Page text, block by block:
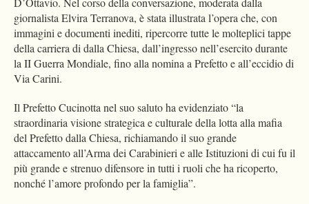
giornalista Elvira Terranova, è stata illustrata l’opera che, con
immagini e documenti inediti, ripercorre tutte le molteplici tappe
della carriera di dalla Chiesa, dall’ingresso nell’esercito durante
la II Guerra Mondiale, fino alla nomina a Prefetto e all’eccidio di
Via Carini.
Il Prefetto Cucinotta nel suo saluto ha evidenziato “la
straordinaria visione strategica e culturale della lotta alla mafia
del Prefetto dalla Chiesa, richiamando il suo grande
attaccamento all’Arma dei Carabinieri e alle Istituzioni di cui fu il
più grande e strenuo difensore in tutti i ruoli che ha ricoperto,
nonché l’amore profondo per la famiglia”.